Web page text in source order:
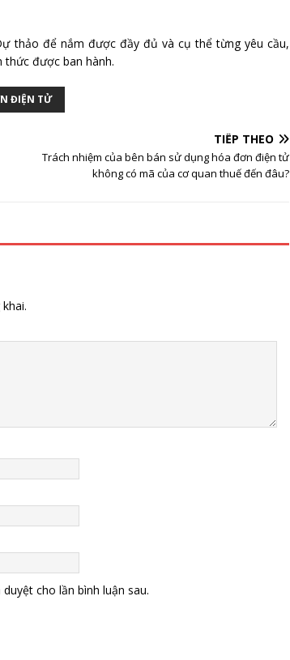
thảo để nắm được đầy đủ và cụ thể từng yêu cầu,
được ban hành.
ĐIỆN TỬ
TIẾP THEO
Trách nhiệm của bên bán sử dụng hóa đơn điện tử
không có mã của cơ quan thuế đến đâu?
cho lần bình luận sau.